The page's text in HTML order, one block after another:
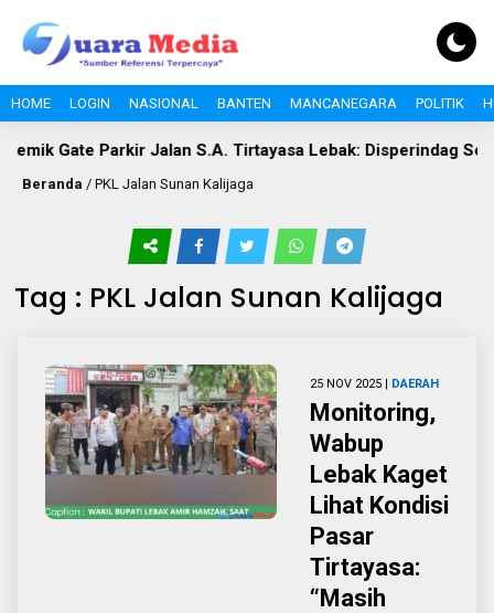
HOME LOGIN NASIONAL BANTEN MANCANEGARA POLITIK
Gate Parkir Jalan S.A. Tirtayasa Lebak: Disperindag
Beranda / PKL Jalan Sunan Kalijaga
Tag : PKL Jalan Sunan Kalijaga
25 NOV 2025 | DAERAH
Monitoring,
Wabup
Lebak Kaget
Lihat Kondisi
Pasar
Tirtayasa:
“Masih